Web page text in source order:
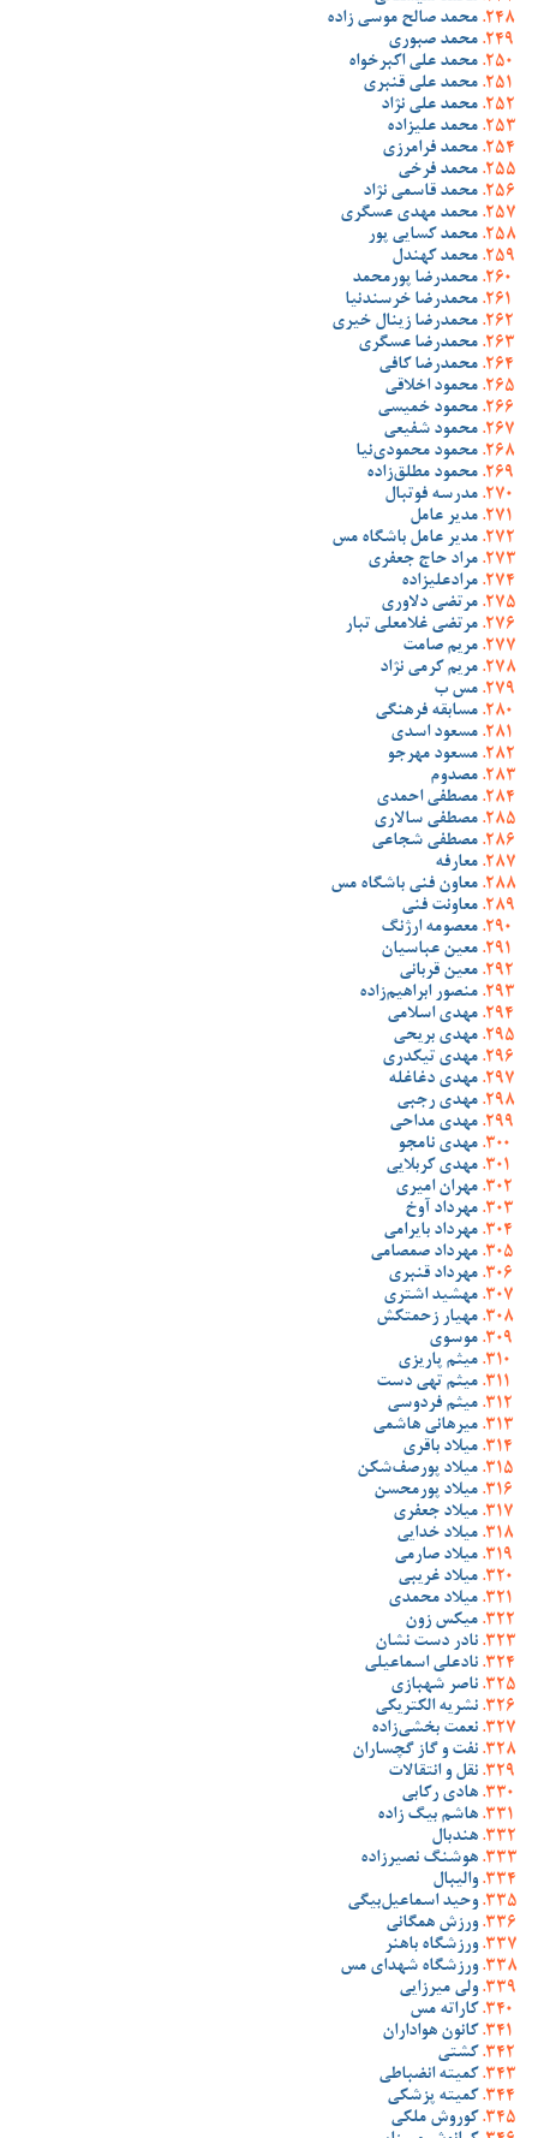
محمد صالح موسی زاده
محمد صبوری
محمد علی اکبرخواه
محمد علی قنبری
محمد علی نژاد
محمد علیزاده
محمد فرامرزی
محمد فرخی
محمد قاسمی نژاد
محمد مهدی عسگری
محمد کسایی پور
محمد کهندل
محمدرضا پورمحمد
محمدرضا خرسندنیا
محمدرضا زینال خیری
محمدرضا عسگری
محمدرضا کافی
محمود اخلاقی
محمود خمیسی
محمود شفیعی
محمود محمودی‌نیا
محمود مطلق‌زاده
مدرسه فوتبال
مدیر عامل
مدیر عامل باشگاه مس
مراد حاج جعفری
مرادعلیزاده
مرتضی دلاوری
مرتضی غلامعلی تبار
مریم صامت
مریم کرمی نژاد
مس ب
مسابقه فرهنگی
مسعود اسدی
مسعود مهرجو
مصدوم
مصطفی احمدی
مصطفی سالاری
مصطفی شجاعی
معارفه
معاون فنی باشگاه مس
معاونت فنی
معصومه ارژنگ
معین عباسیان
معین قربانی
منصور ابراهیم‌زاده
مهدی اسلامی
مهدی بریحی
مهدی تیکدری
مهدی دغاغله
مهدی رجبی
مهدی مداحی
مهدی نامجو
مهدی کربلایی
مهران امیری
مهرداد آوخ
مهرداد بایرامی
مهرداد صمصامی
مهرداد قنبری
مهشید اشتری
مهیار زحمتکش
موسوی
میثم پاریزی
میثم تهی دست
میثم فردوسی
میرهانی هاشمی
میلاد باقری
میلاد پورصف‌شکن
میلاد پورمحسن
میلاد جعفری
میلاد خدایی
میلاد صارمی
میلاد غریبی
میلاد محمدی
میکس زون
نادر دست نشان
نادعلی اسماعیلی
ناصر شهبازی
نشریه الکتریکی
نعمت بخشی‌زاده
نفت و گاز گچساران
نقل و انتقالات
هادی رکابی
هاشم بیگ زاده
هندبال
هوشنگ نصیرزاده
والیبال
وحید اسماعیل‌بیگی
ورزش همگانی
ورزشگاه باهنر
ورزشگاه شهدای مس
ولی میرزایی
کاراته مس
کانون هواداران
کشتی
کمیته انضباطی
کمیته پزشکی
کوروش ملکی